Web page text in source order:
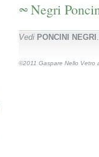
Negri
Vedi PONCINI NEGRI .
©2011 Gaspare Nello Vetro